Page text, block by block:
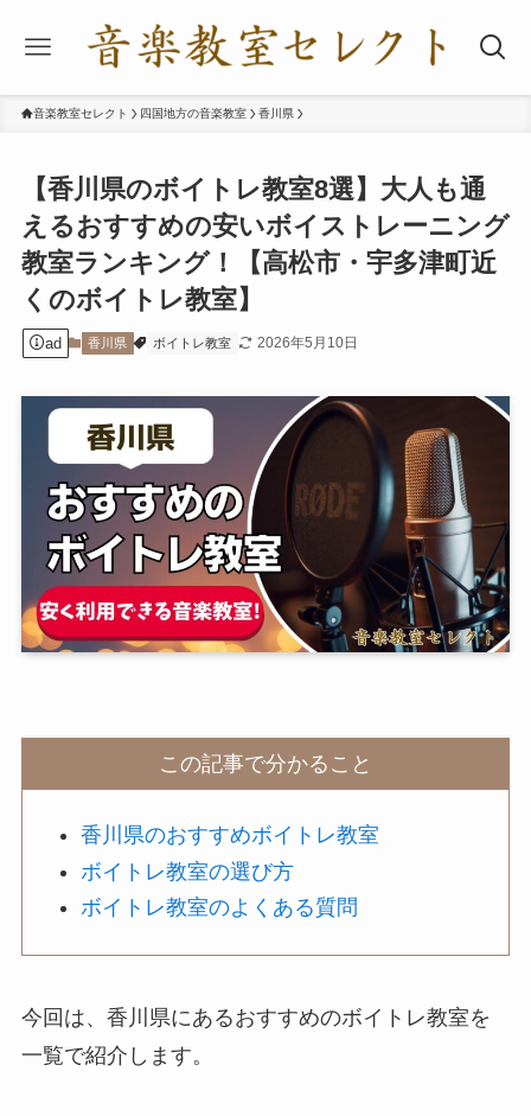
音楽教室セレクト 四国地方の音楽教室 香川県
【香川県のボイトレ教室8選】大人も通
えるおすすめの安いボイストレーニング
教室ランキング！【高松市・宇多津町近
くのボイトレ教室】
ad 香川県 ボイトレ教室 2026年5月10日
この記事で分かること
香川県のおすすめボイトレ教室
ボイトレ教室の選び方
ボイトレ教室のよくある質問
今回は、香川県にあるおすすめのボイトレ教室を
一覧で紹介します。